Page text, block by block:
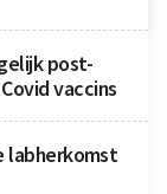
post-
vaccins
labherkomst